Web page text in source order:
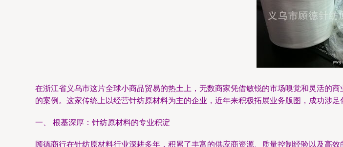
在浙江省义乌市这片全球小商品贸易的热土上，无数商家凭借敏锐的市场嗅觉和灵活的
的案例。这家传统上以经营针纺原材料为主的企业，近年来积极拓展业务版图，成功涉
一、 根基深厚：针纺原材料的专业积淀
顾德商行在针纺原材料行业深耕多年，积累了丰富的供应商资源、质量控制经验以及高